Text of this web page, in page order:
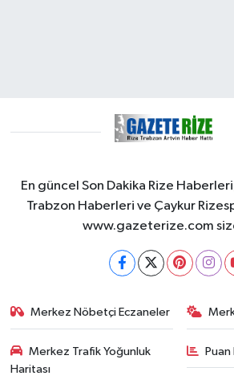
En güncel Son Dakika Rize
Trabzon Haberleri ve Çaykur
www.gazeterize.com
Merkez Nöbetçi Eczaneler
Merkez Trafik Yoğunluk
Haritası
Puan